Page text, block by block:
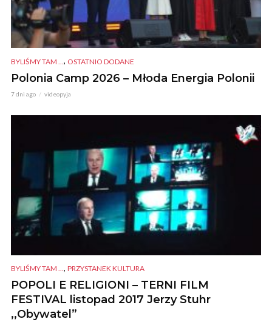
BYLIŚMY TAM ... , OSTATNIO DODANE
Polonia Camp 2026 – Młoda Energia Polonii
7 dni ago videopyja
BYLIŚMY TAM ..., PRZYSTANEK KULTURA
POPOLI E RELIGIONI – TERNI FILM
FESTIVAL listopad 2017 Jerzy Stuhr
,,Obywatel”